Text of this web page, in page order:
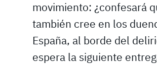
movimiento: ¿confesará
también cree en los
España, al borde del
espera la siguiente